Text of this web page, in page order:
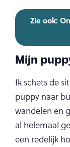
Zie ook:
Mijn
Ik schets de
puppy naar
wandelen en
al helemaal
een redelijk